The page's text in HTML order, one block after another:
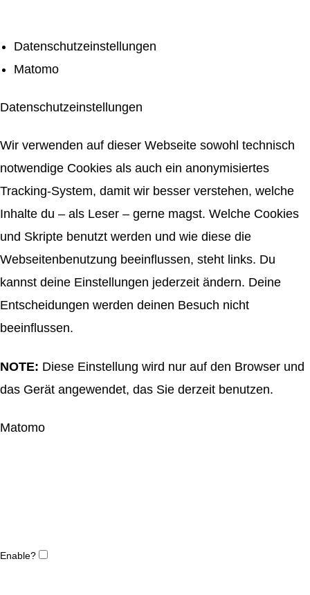
Datenschutzeinstellungen
Matomo
Datenschutzeinstellungen
Wir verwenden auf dieser Webseite sowohl technisch
notwendige Cookies als auch ein anonymisiertes
Tracking-System, damit wir besser verstehen, welche
Inhalte du – als Leser – gerne magst. Welche Cookies
und Skripte benutzt werden und wie diese die
Webseitenbenutzung beeinflussen, steht links. Du
kannst deine Einstellungen jederzeit ändern. Deine
Entscheidungen werden deinen Besuch nicht
beeinflussen.
NOTE: Diese Einstellung wird nur auf den Browser und
das Gerät angewendet, das Sie derzeit benutzen.
Matomo
Enable?